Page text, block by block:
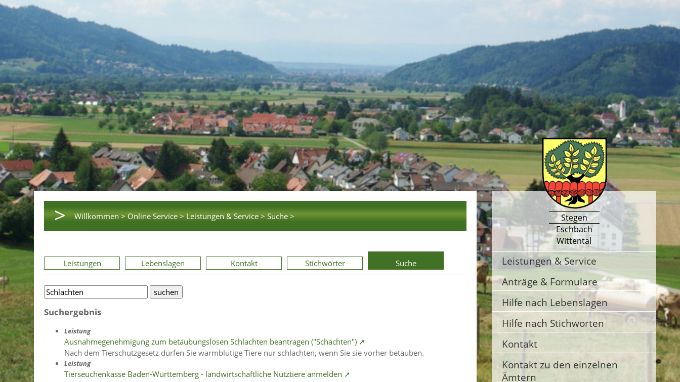
> Willkommen > Online Service > Leistungen & Service > Suche >
Leistungen Lebenslagen Kontakt Stichwörter Suche
Suchergebnis
Leistung
Ausnahmegenehmigung zum betäubungslosen Schlachten beantragen ("Schächten") ➚
Nach dem Tierschutzgesetz dürfen Sie warmblütige Tiere nur schlachten, wenn Sie sie vorher betäuben.
Leistung
Tierseuchenkasse Baden-Württemberg - landwirtschaftliche Nutztiere anmelden ➚
Stegen
Eschbach
Wittental
Leistungen & Service
Anträge & Formulare
Hilfe nach Lebenslagen
Hilfe nach Stichworten
Kontakt
Kontakt zu den einzelnen
Ämtern